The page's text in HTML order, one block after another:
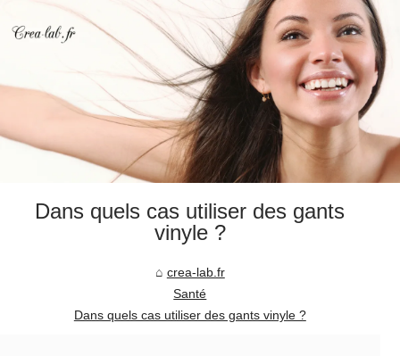
Dans quels cas utiliser des gants
vinyle ?
crea-lab.fr
Santé
Dans quels cas utiliser des gants vinyle ?